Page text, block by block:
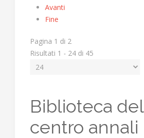
Avanti
Fine
Pagina 1 di 2
Risultati 1 - 24 di 45
Biblioteca del
centro annali